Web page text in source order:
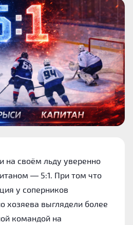
на своём льду уверенно
— 5:1. При том что
у соперников
хозяева выглядели более
командой на